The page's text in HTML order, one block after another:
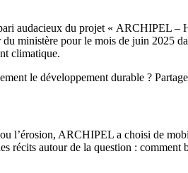
audacieux du projet « ARCHIPEL
ministère pour le mois de juin 2025
climatique.
le développement durable ?
l’érosion, ARCHIPEL a choisi de
récits autour de la question :